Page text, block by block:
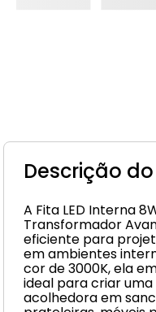
Descrição
A Fita LED Interna
Transformador
eficiente para
em ambientes
cor de 3000K, ela
ideal para criar
acolhedora em